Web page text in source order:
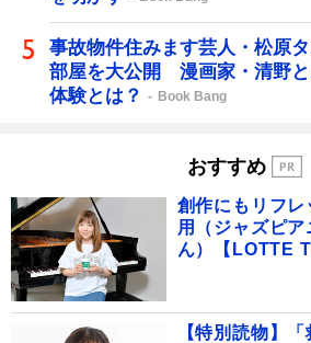
事故物件住みます芸人・松原
部屋を大公開 漫画家・清野
体験とは？
Book Bang
おすすめ
創作にもリフ
用（ジャズピ
ん）【LOTTE
【特別読物】